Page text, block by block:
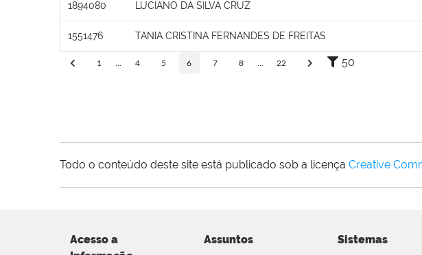
1894080 LUCIANO DA SILVA CRUZ
1551476 TANIA CRISTINA FERNANDES DE FREITAS
1 4 5 6 7 8 22 50
Todo o conteúdo deste site está publicado sob a licença Creative
Acesso a
Assuntos Sistemas